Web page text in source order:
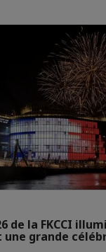
de la FKCCI
une grande